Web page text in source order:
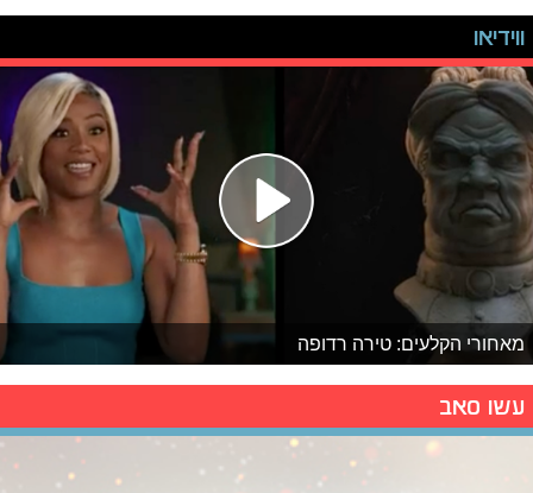
ווידיאו
מאחורי הקלעים: טירה רדופה
עשו סאב